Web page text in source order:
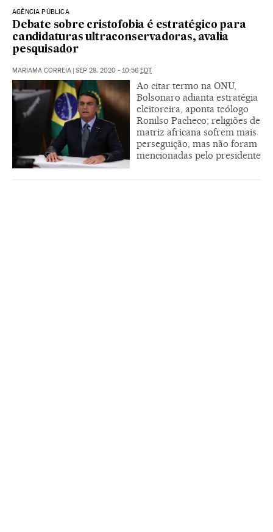
AGÊNCIA PÚBLICA
Debate sobre cristofobia é estratégico para
candidaturas ultraconservadoras, avalia
pesquisador
MARIAMA CORREIA SEP 28, 2020 - 10:56 EDT
Ao citar termo na ONU,
Bolsonaro adianta estratégia
eleitoreira, aponta teólogo
Ronilso Pacheco; religiões de
matriz africana sofrem mais
perseguição, mas não foram
mencionadas pelo presidente